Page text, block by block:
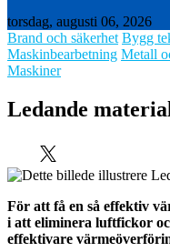
torsdag, augusti 06, 2026
Brand och säkerhet Bygg
Maskinbearbetning Metall
Maskiner
Ledande
För att få en så effektiv
i att eliminera luftfickor
effektivare